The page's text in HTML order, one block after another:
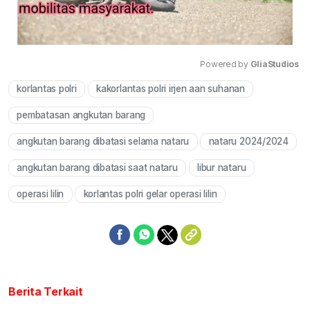
Mute
Powered by GliaStudios
korlantas polri kakorlantas polri irjen aan suhanan
pembatasan angkutan barang
angkutan barang dibatasi selama nataru nataru 2024/2024
angkutan barang dibatasi saat nataru libur nataru
operasi lilin korlantas polri gelar operasi lilin
Berita Terkait